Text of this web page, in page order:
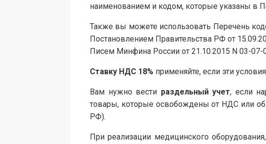
наименованием и кодом, которые указаны в
Также вы можете использовать Перечень
Постановлением Правительства РФ от
Писем Минфина России от 21.10.2015 N 03-
Ставку НДС 18% применяйте, если эти
Вам нужно вести раздельный учет, если
товары, которые освобождены от НДС или
РФ).
При реализации медицинского